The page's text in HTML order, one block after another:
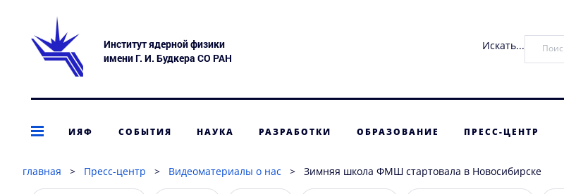
Институт ядерной физики
имени Г. И. Будкера СО РАН
Искать...
ИЯФ СОБЫТИЯ НАУКА РАЗРАБОТКИ ОБРАЗОВАНИЕ ПРЕСС-ЦЕНТР
главная > Пресс-центр > Видеоматериалы о нас > Зимняя школа ФМШ стартовала в Новосибирске